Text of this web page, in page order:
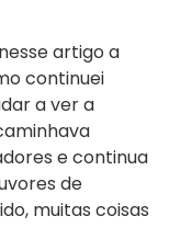
artigo a
continuei
a ver a
e continua
de
muitas coisas